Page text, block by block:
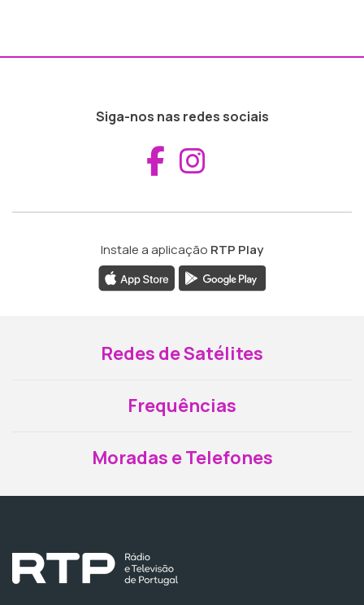
Siga-nos nas redes sociais
Aceder ao
Instale a aplicação RTP Play
Redes de Satélites
Frequências
Moradas e Telefones